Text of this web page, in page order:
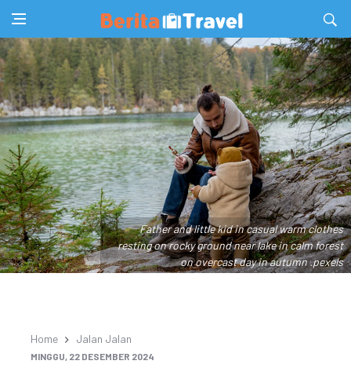
Father and little kid in casual warm clothes
resting on rocky ground near lake in calm forest
on overcast day in autumn .pexels
Home Jalan Jalan
MINGGU, 22 DESEMBER 2024